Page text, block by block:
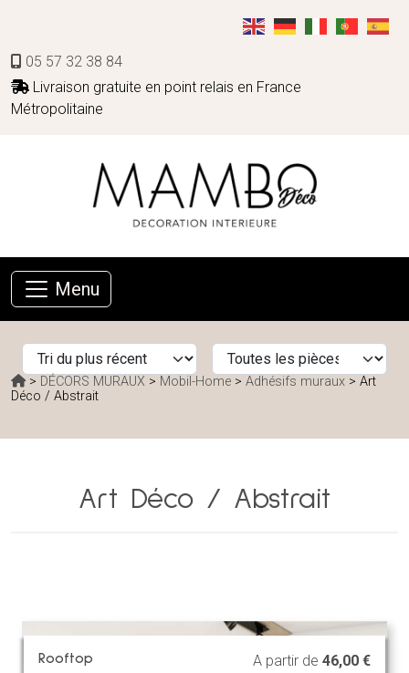
05 57 32 38 84
Livraison gratuite en point relais en France
Métropolitaine
Menu
> DÉCORS MURAUX > Mobil-Home > Adhésifs muraux > Art
Déco / Abstrait
Art Déco / Abstrait
Rooftop A partir de 46,00 €